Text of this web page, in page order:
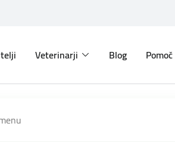
Veterinarji Blog Pomoč